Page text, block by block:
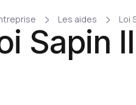
Les aides Loi
Sapin